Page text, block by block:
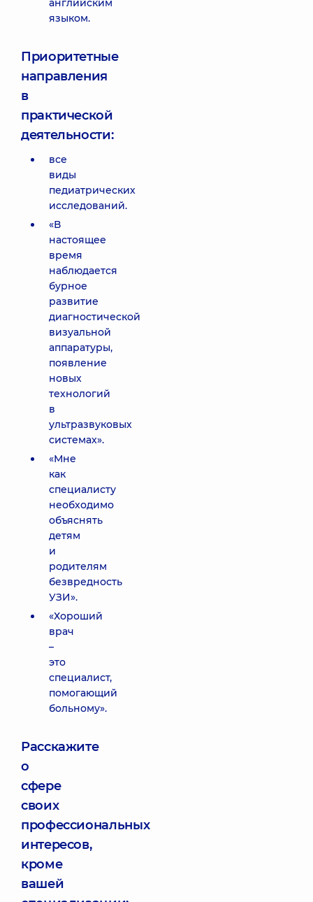
английским
языком.
Приоритетные
направления
в
практической
деятельности:
все
виды
педиатрических
исследований.
«В
настоящее
время
наблюдается
бурное
развитие
диагностической
визуальной
аппаратуры,
появление
новых
технологий
в
ультразвуковых
системах».
«Мне
как
специалисту
необходимо
объяснять
детям
и
родителям
безвредность
УЗИ».
«Хороший
врач
–
это
специалист,
помогающий
больному».
Расскажите
о
сфере
своих
профессиональных
интересов,
кроме
вашей